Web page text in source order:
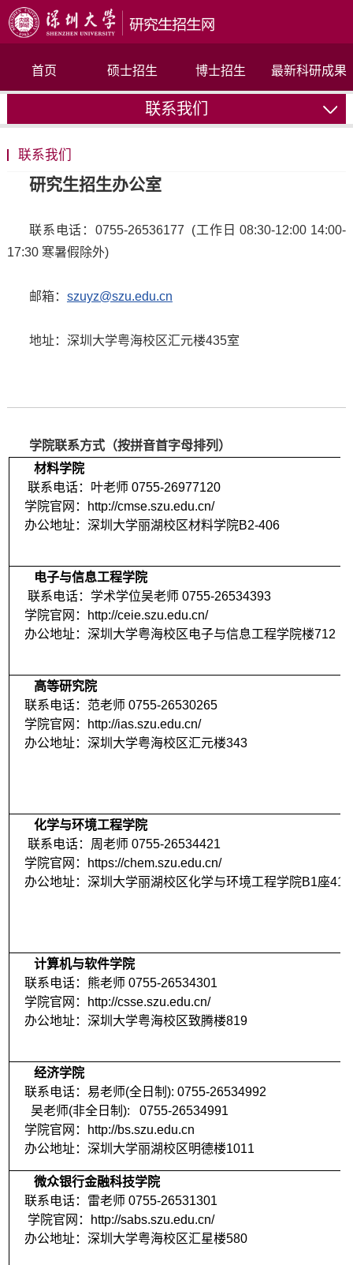
首页 硕士招生 博士招生 最新科研成果
联系我们
联系我们
研究生招生办公室
联系电话：0755-26536177 (工作日 08:30-12:00 14:00-
17:30 寒暑假除外)
邮箱： szuyz@szu.edu.cn
地址：深圳大学粤海校区汇元楼435室
学院联系方式（按拼音首字母排列）
材料学院
联系电话：叶老师 0755-26977120
学院官网：http://cmse.szu.edu.cn/
办公地址：深圳大学丽湖校区材料学院B2-406
电子与信息工程学院
联系电话：学术学位吴老师 0755-26534393
学院官网：http://ceie.szu.edu.cn/
办公地址：深圳大学粤海校区电子与信息工程学院楼712
高等研究院
联系电话：范老师 0755-26530265
学院官网：http://ias.szu.edu.cn/
办公地址：深圳大学粤海校区汇元楼343
化学与环境工程学院
联系电话：周老师 0755-26534421
学院官网：https://chem.szu.edu.cn/
办公地址：深圳大学丽湖校区化学与环境工程学院B1座419
计算机与软件学院
联系电话：熊老师 0755-26534301
学院官网：http://csse.szu.edu.cn/
办公地址：深圳大学粤海校区致腾楼819
经济学院
联系电话：易老师(全日制): 0755-26534992
吴老师(非全日制): 0755-26534991
学院官网：http://bs.szu.edu.cn
办公地址：深圳大学丽湖校区明德楼1011
微众银行金融科技学院
联系电话：雷老师 0755-26531301
学院官网：http://sabs.szu.edu.cn/
办公地址：深圳大学粤海校区汇星楼580